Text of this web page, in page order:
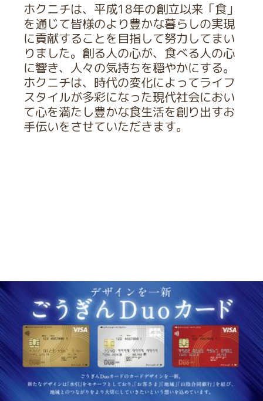
ホクニチは、平成18年の創立以来「食」
を通じて皆様のより豊かな暮らしの実現
に貢献することを目指して努力してまい
りました。創る人の心が、食べる人の心
に響き、人々の気持ちを穏やかにする。
ホクニチは、時代の変化によってライフ
スタイルが多彩になった現代社会におい
て心を満たし豊かな食生活を創り出すお
手伝いをさせていただきます。